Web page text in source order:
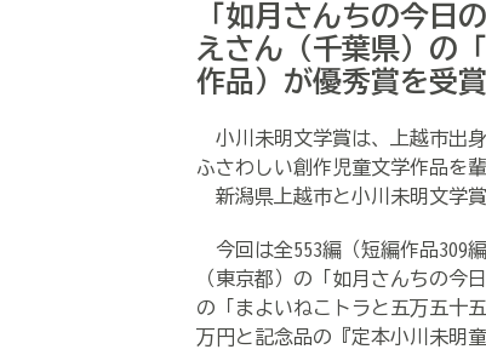
「如月さんちの今日
えさん（千葉県）の
作品）が優秀賞を受賞
小川未明文学賞は、上越市出
ふさわしい創作児童文学作品を
新潟県上越市と小川未明文学
今回は全553編（短編作品309
（東京都）の「如月さんちの今
の「まよいねこトラと五万五十
万円と記念品の『定本小川未明